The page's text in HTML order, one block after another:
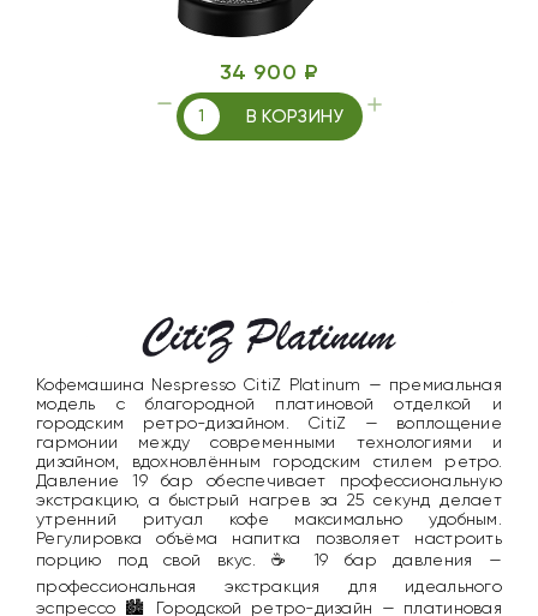
34 900 ₽
В КОРЗИНУ
Кофемашина Nespresso CitiZ Platinum — премиальная
модель с благородной платиновой отделкой и
городским ретро-дизайном. CitiZ — воплощение
гармонии между современными технологиями и
дизайном, вдохновлённым городским стилем ретро.
Давление 19 бар обеспечивает профессиональную
экстракцию, а быстрый нагрев за 25 секунд делает
утренний ритуал кофе максимально удобным.
Регулировка объёма напитка позволяет настроить
порцию под свой вкус. ☕ 19 бар давления —
профессиональная экстракция для идеального
эспрессо 🏙️ Городской ретро-дизайн — платиновая